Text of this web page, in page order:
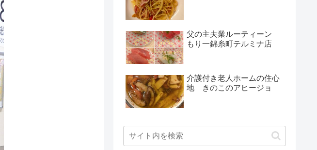
父の主夫業ルーティーン
もり一錦糸町テルミナ店
介護付き老人ホームの住心
地 きのこのアヒージョ